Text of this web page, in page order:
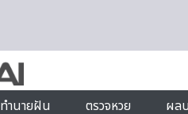
ทำนายฝัน ตรวจหวย ผล